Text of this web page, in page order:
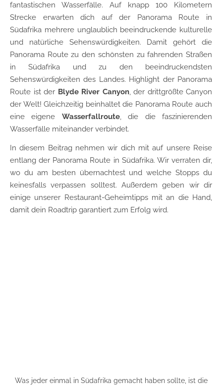
fantastischen Wasserfälle. Auf knapp 100 Kilometern
Strecke erwarten dich auf der Panorama Route in
Südafrika mehrere unglaublich beeindruckende kulturelle
und natürliche Sehenswürdigkeiten. Damit gehört die
Panorama Route zu den schönsten zu fahrenden Straßen
in Südafrika und zu den beeindruckendsten
Sehenswürdigkeiten des Landes. Highlight der Panorama
Route ist der Blyde River Canyon, der drittgrößte Canyon
der Welt! Gleichzeitig beinhaltet die Panorama Route auch
eine eigene Wasserfallroute, die die faszinierenden
Wasserfälle miteinander verbindet.
In diesem Beitrag nehmen wir dich mit auf unsere Reise
entlang der Panorama Route in Südafrika. Wir verraten dir,
wo du am besten übernachtest und welche Stopps du
keinesfalls verpassen solltest. Außerdem geben wir dir
einige unserer Restaurant-Geheimtipps mit an die Hand,
damit dein Roadtrip garantiert zum Erfolg wird.
Was jeder einmal in Südafrika gemacht haben sollte, ist die